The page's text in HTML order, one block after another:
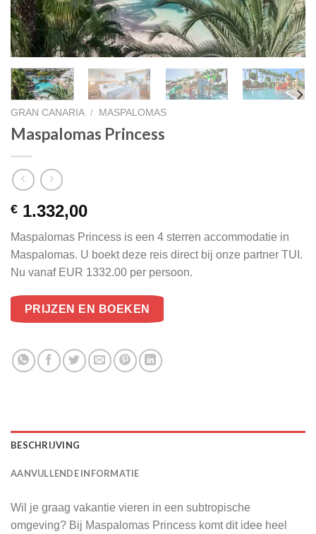
GRAN CANARIA / MASPALOMAS
Maspalomas Princess
€ 1.332,00
Maspalomas Princess is een 4 sterren accommodatie in
Maspalomas. U boekt deze reis direct bij onze partner TUI.
Nu vanaf EUR 1332.00 per persoon.
PRIJZEN EN BOEKEN
BESCHRIJVING
AANVULLENDE INFORMATIE
Wil je graag vakantie vieren in een subtropische
omgeving? Bij Maspalomas Princess komt dit idee heel